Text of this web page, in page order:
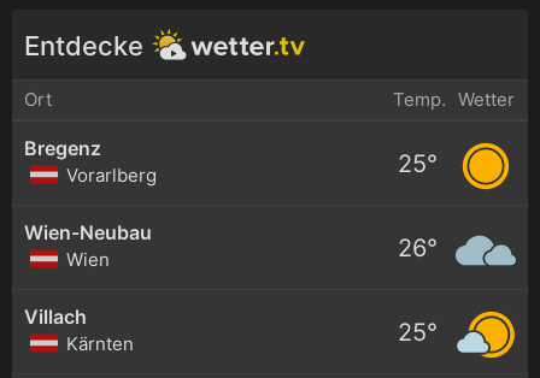
Entdecke
Ort Temp. Wetter
Bregenz
Vorarlberg 25°
Wien-Neubau
Wien 26°
Villach
Kärnten 25°